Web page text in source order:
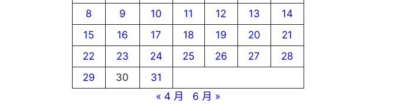
8
9 10 11 12 13
14
15
16 17 18 19 20
21
22
23 24 25 26 27
28
29
30
31
« 4 月
6 月 »